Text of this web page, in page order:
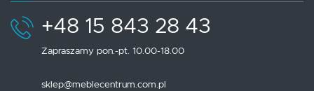
+48 15 843 28 43
Zapraszamy pon.-pt. 10.00-18.00
sklep@meblecentrum.com.pl